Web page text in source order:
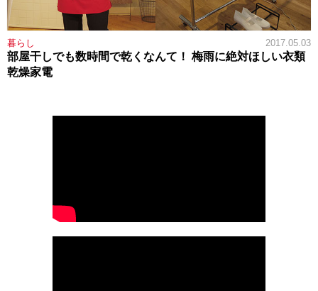
暮らし 2017.05.03
部屋干しでも数時間で乾くなんて！ 梅雨に絶対ほしい衣類
乾燥家電